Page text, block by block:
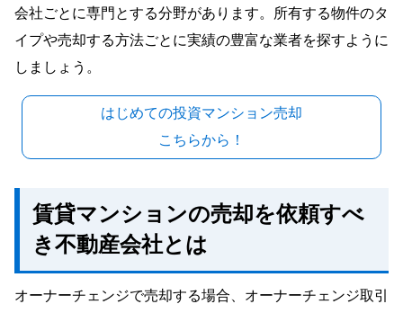
会社ごとに専門とする分野があります。所有する物件のタ
イプや売却する方法ごとに実績の豊富な業者を探すように
しましょう。
はじめての投資マンション売却
こちらから！
賃貸マンションの売却を依頼すべ
き不動産会社とは
オーナーチェンジで売却する場合、オーナーチェンジ取引